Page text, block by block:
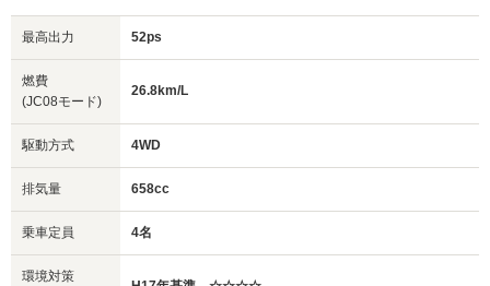
最高出力 52ps
燃費
(JC08モード)
26.8km/L
駆動方式 4WD
排気量 658cc
乗車定員 4名
環境対策